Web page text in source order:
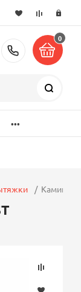
+7 (495)
0
...